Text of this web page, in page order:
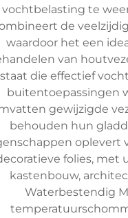
vochtbelasting te
de
waardoor het een
van
die effectief
buitentoepassingen
gewijzigde
behouden hun
oplevert
folies, met
kastenbouw,
Waterbestendig